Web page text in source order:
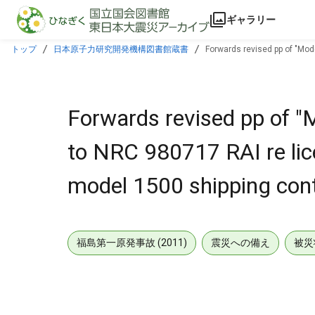
本文に飛ぶ
ギャラリー
トップ 日本原子力研究開発機構図書館蔵書 Forwards revised pp of
Forwards revised pp of
to NRC 980717 RAI re
model 1500 shipping
福島第一原発事故 (2011) 震災への備え 被災